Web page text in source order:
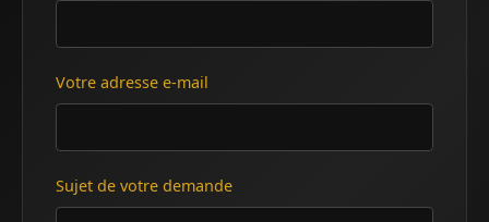
Votre adresse e-mail
Sujet de votre demande